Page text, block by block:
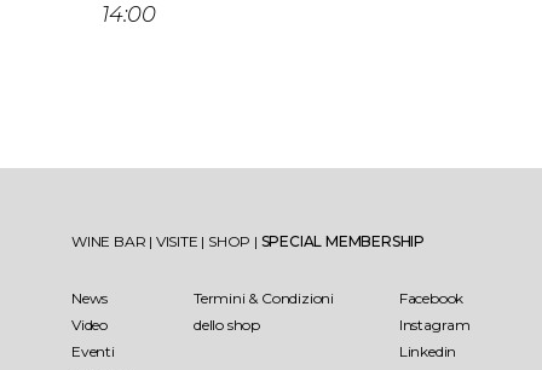
14:00
WINE BAR | VISITE | SHOP | SPECIAL MEMBERSHIP
News
Video
Eventi
Termini & Condizioni
dello shop
Facebook
Instagram
Linkedin